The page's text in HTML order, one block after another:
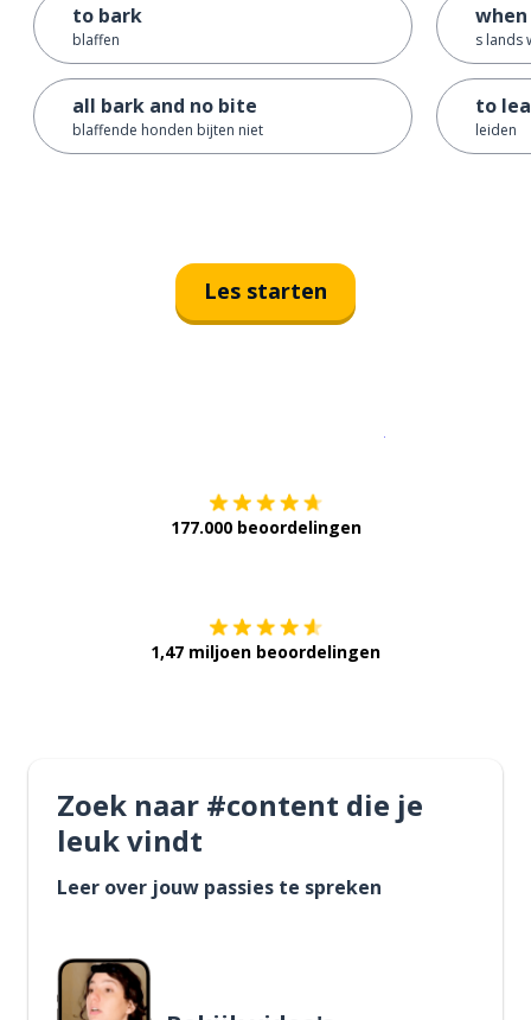
to bark
blaffen
all bark and no bite
blaffende honden bijten niet
when
s lands
to
leiden
Les starten
177.000 beoordelingen
1,47 miljoen beoordelingen
Zoek naar #content die je
leuk vindt
Leer over jouw passies te spreken